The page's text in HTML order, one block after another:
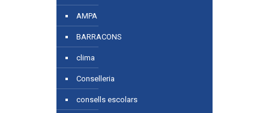
AMPA
BARRACONS
clima
Conselleria
consells escolars